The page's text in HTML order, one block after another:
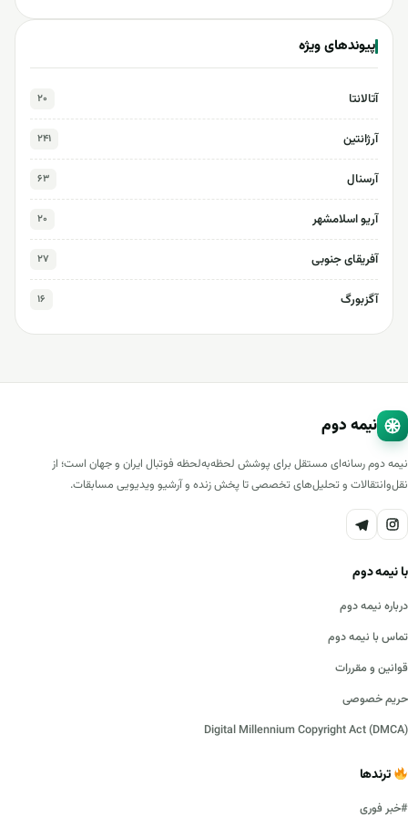
پیوندهای ویژه
آتالانتا ۲۰
آرژانتین ۲۴۱
آرسنال ۶۳
آریو اسلامشهر ۲۰
آفریقای جنوبی ۲۷
آگزبورگ ۱۶
نیمه دوم
نیمه دوم رسانه‌ای مستقل برای پوشش لحظه‌به‌لحظه فوتبال ایران و جهان است؛ از
نقل‌وانتقالات و تحلیل‌های تخصصی تا پخش زنده و آرشیو ویدیویی مسابقات.
با نیمه دوم
درباره نیمه دوم
تماس با نیمه دوم
قوانین و مقررات
حریم خصوصی
Digital Millennium Copyright Act (DMCA)
ترندها
#خبر فوری